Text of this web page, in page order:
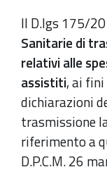
Il D.lgs 175/
Sanitarie di
relativi alle
assistiti, ai
dichiarazioni
trasmissione
riferimento a
D.P.C.M. 26